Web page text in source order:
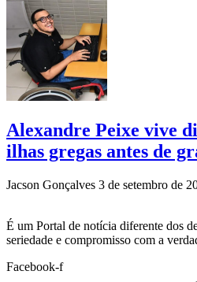
Alexandre Peixe vive
ilhas gregas antes de
Jacson Gonçalves 3 de setembro de
É um Portal de notícia diferente dos
seriedade e compromisso com a
Facebook-f